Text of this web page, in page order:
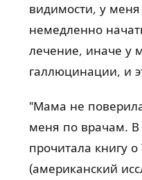
видимости, у
немедленно
лечение, иначе у
галлюцинации, и
"Мама не
меня по врачам. В
прочитала книгу
(американский